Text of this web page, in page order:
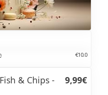
tummalla
(M+G+VS)
(VL+G)
sisäfileet feta-
(VE+G) yrttiöljy
pinaatilla
€10.0
& Chips -
9,99€